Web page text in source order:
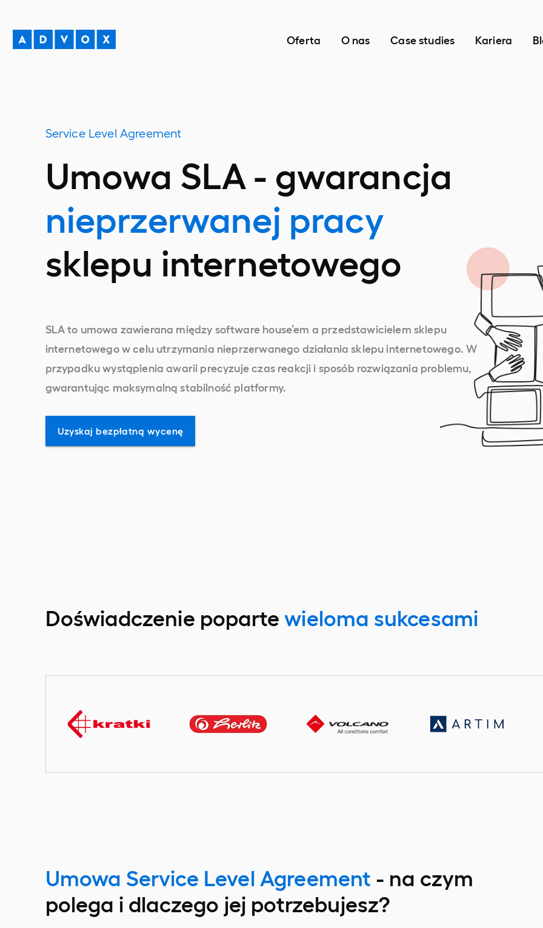
Oferta O nas Case studies Kariera
Service Level Agreement
Umowa SLA - gwarancja
nieprzerwanej pracy
sklepu internetowego
SLA to umowa zawierana między software house’em a przedstawicielem sklepu
internetowego w celu utrzymania nieprzerwanego działania sklepu internetowego. W
przypadku wystąpienia awarii precyzuje czas reakcji i sposób rozwiązania problemu,
gwarantując maksymalną stabilność platformy.
Uzyskaj bezpłatną wycenę
Doświadczenie popartewieloma sukcesami
Umowa Service Level Agreement - na czym
polega i dlaczego jej potrzebujesz?